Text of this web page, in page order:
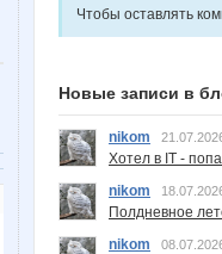
Чтобы оставлять
Новые записи в
nikom
Хотел в IT -
nikom
Полдневное
nikom